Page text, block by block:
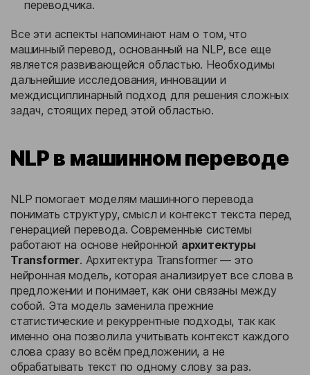
переводчика.
Все эти аспекты напоминают нам о том, что
машинный перевод, основанный на NLP, все еще
является развивающейся областью. Необходимы
дальнейшие исследования, инновации и
междисциплинарный подход для решения сложных
задач, стоящих перед этой областью.
NLP в машинном переводе
NLP помогает моделям машинного перевода
понимать структуру, смысл и контекст текста перед
генерацией перевода. Современные системы
работают на основе нейронной архитектуры
Transformer. Архитектура Transformer — это
нейронная модель, которая анализирует все слова в
предложении и понимает, как они связаны между
собой. Эта модель заменила прежние
статистические и рекуррентные подходы, так как
именно она позволила учитывать контекст каждого
слова сразу во всём предложении, а не
обрабатывать текст по одному слову за раз.